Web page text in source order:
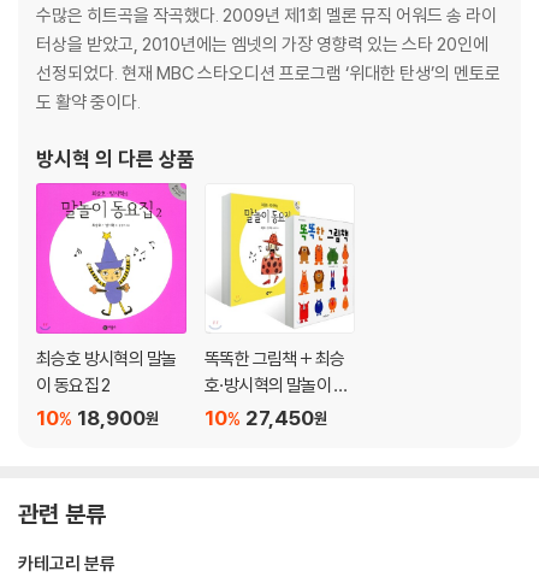
수많은 히트곡을 작곡했다. 2009년 제1회 멜론 뮤직 어워드 송 라이
터상을 받았고, 2010년에는 엠넷의 가장 영향력 있는 스타 20인에
선정되었다. 현재 MBC 스타오디션 프로그램 ‘위대한 탄생’의 멘토로
도 활약 중이다.
방시혁 의 다른 상품
최승호 방시혁의 말놀
이 동요집 2
18,900원
10%
똑똑한 그림책 + 최승
호·방시혁의 말놀이 동
요집 세트27,450원
10%
관련 분류
카테고리 분류